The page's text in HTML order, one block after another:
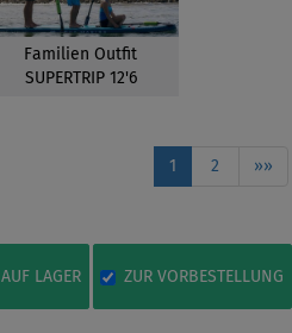
Familien Outfit
SUPERTRIP 12'6
1 2 »»
AUF LAGER ZUR VORBESTELLUNG